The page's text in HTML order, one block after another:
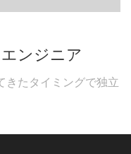
ンジニア
きたタイミングで独立